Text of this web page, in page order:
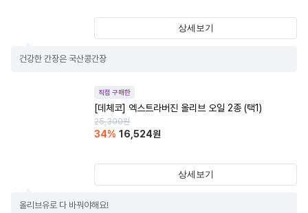
상세보기
건강한 간장은 국산콩간장
직접 구매한
[데체코] 엑스트라버진 올리브 오일 2종 (택1)
25,300원
34% 16,524원
상세보기
올리브유로 다 바꿔야해요!